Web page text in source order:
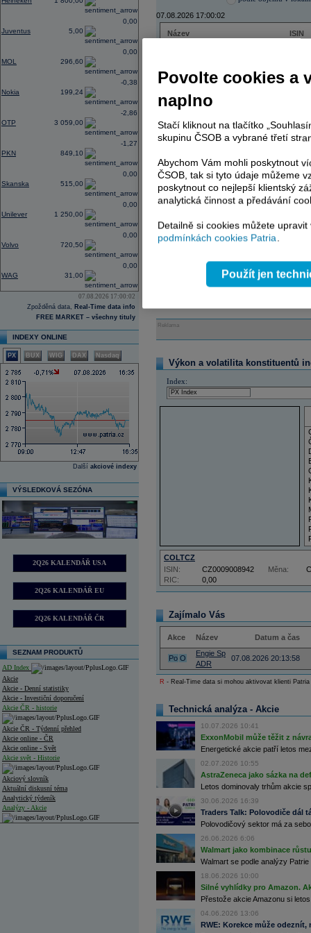
Juventus 5,00
0,00
MOL 296,60
0,00
Nokia 199,24
-0,38
OTP 3 059,00
-2,86
PKN 849,10
-1,27
Skanska 515,00
0,00
Unilever 1 250,00
0,00
Volvo 720,50
0,00
WAG 31,00
0,00
07.08.2026 17:00:02
Zpožděná data, Real-Time data info
FREE MARKET – všechny tituly
INDEXY ONLINE
PX BUX WIG DAX Nasdaq
Další akciové indexy
VÝSLEDKOVÁ SEZÓNA
2Q26 KALENDÁŘ USA
2Q26 KALENDÁŘ EU
2Q26 KALENDÁŘ ČR
SEZNAM PRODUKTŮ
AD Index
Akcie
Akcie - Denní statistiky
Akcie - Investiční doporučení
Akcie ČR - historie
Akcie ČR - Týdenní přehled
Akcie online - ČR
Akcie online - Svět
Akcie svět - Historie
Akciový slovník
Aktuální diskusní téma
Analytický týdeník
Analýzy - Akcie
07.08.2026 17:00:02
Název
ISIN
ERSTE BANK
TMR
AD index - vývoj
Region
Reklama
Výkon a volatilita konstituentů
Index:
COLTCZ
RIC: 0,00
ISIN: CZ0009008942 Měna:
Zajímalo Vás
Akce Název Datum a čas
Po O
Engie Sp
ADR
07.08.2026 20:13:58
R - Real-Time data si mohou aktivovat klienti
Technická analýza - Akcie
10.07.2026 10:41
ExxonMobil může těžit z
Energetické akcie patří letos
02.07.2026 10:55
AstraZeneca jako sázka na
Letos dominovaly trhům akcie
30.06.2026 16:39
Traders Talk: Polovodiče dál
Polovodičový sektor má za
26.06.2026 6:06
Walmart jako kombinace
Walmart se podle analýzy
18.06.2026 10:00
Silné vyhlídky pro Amazon.
Přestože akcie Amazonu si
04.06.2026 13:06
RWE: Korekce může
Povolte cookies a
naplno
Stačí kliknout na tlačítko
skupinu ČSOB a vybrané třetí
Abychom Vám mohli poskytnout
ČSOB, tak si tyto údaje můžeme
poskytnout co nejlepší klientský
analytická činnost a předávání
Detailně si cookies můžete
podmínkách cookies Patria.
Použít jen